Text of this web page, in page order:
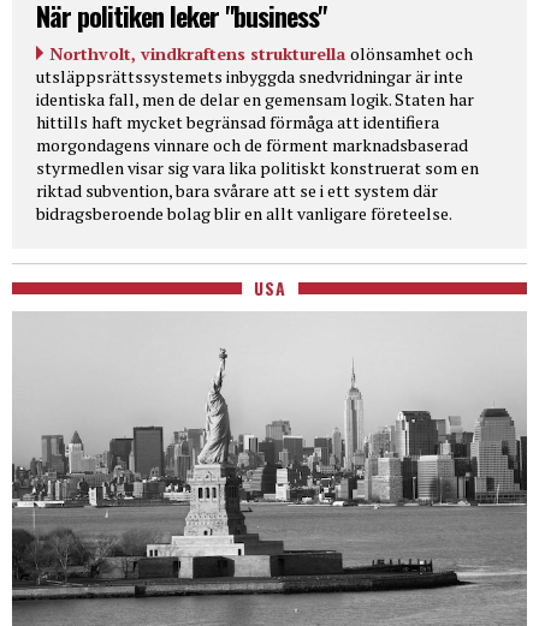
När politiken leker "business"
Northvolt, vindkraftens strukturella olönsamhet och
utsläppsrättssystemets inbyggda snedvridningar är inte
identiska fall, men de delar en gemensam logik. Staten har
hittills haft mycket begränsad förmåga att identifiera
morgondagens vinnare och de förment marknadsbaserad
styrmedlen visar sig vara lika politiskt konstruerat som en
riktad subvention, bara svårare att se i ett system där
bidragsberoende bolag blir en allt vanligare företeelse.
USA